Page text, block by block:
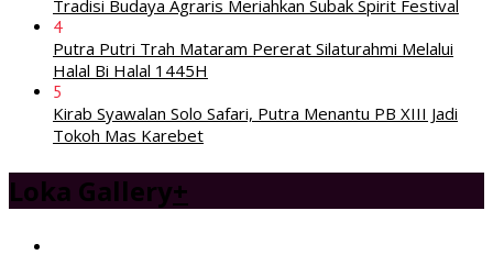
Tradisi Budaya Agraris Meriahkan Subak Spirit Festival
4
Putra Putri Trah Mataram Pererat Silaturahmi Melalui
Halal Bi Halal 1445H
5
Kirab Syawalan Solo Safari, Putra Menantu PB XIII Jadi
Tokoh Mas Karebet
Loka Gallery+